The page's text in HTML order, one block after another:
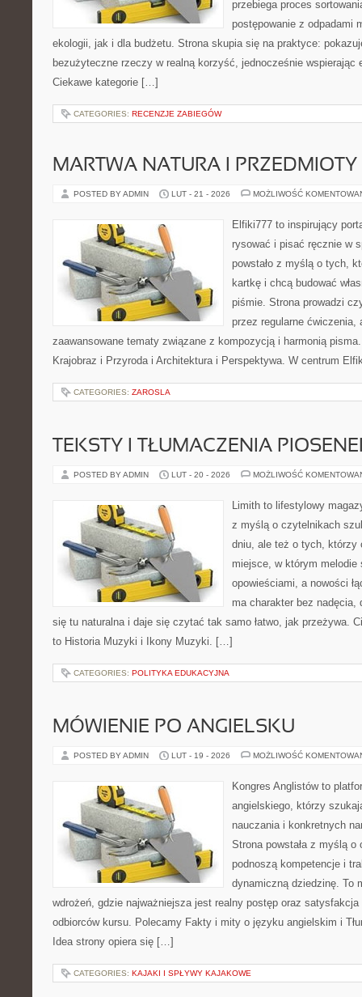
przebiega proces
postępowanie z odpadami
ekologii, jak i dla budżetu. Strona skupia się na praktyce:
bezużyteczne rzeczy w realną korzyść, jednocześnie wspierając
Ciekawe kategorie […]
CATEGORIES: RECENZJE ZABIEGÓW
MARTWA NATURA I PRZEDMIOTY
POSTED BY ADMIN LUT - 21 - 2026 MOŻLIWOŚĆ
Elfiki777 to inspirujący
rysować i pisać ręcznie w
powstało z myślą o tych,
kartkę i chcą budować
piśmie. Strona prowadzi
przez regularne ćwiczenia,
zaawansowane tematy związane z kompozycją i harmonią
Krajobraz i Przyroda i Architektura i Perspektywa. W centrum
CATEGORIES: ZAROSLA
TEKSTY I TŁUMACZENIA
POSTED BY ADMIN LUT - 20 - 2026 MOŻLIWOŚĆ
Limith to lifestylowy
z myślą o czytelnikach
dniu, ale też o tych, którzy
miejsce, w którym melodie
opowieściami, a nowości
ma charakter bez
się tu naturalna i daje się czytać tak samo łatwo, jak przeżywa.
to Historia Muzyki i Ikony Muzyki. […]
CATEGORIES: POLITYKA EDUKACYJNA
MÓWIENIE PO ANGIELSKU
POSTED BY ADMIN LUT - 19 - 2026 MOŻLIWOŚĆ
Kongres Anglistów to
angielskiego, którzy
nauczania i konkretnych
Strona powstała z myślą o
podnoszą kompetencje i
dynamiczną dziedzinę. To
wdrożeń, gdzie najważniejsza jest realny postęp oraz
odbiorców kursu. Polecamy Fakty i mity o języku angielskim i
Idea strony opiera się […]
CATEGORIES: KAJAKI I SPŁYWY KAJAKOWE